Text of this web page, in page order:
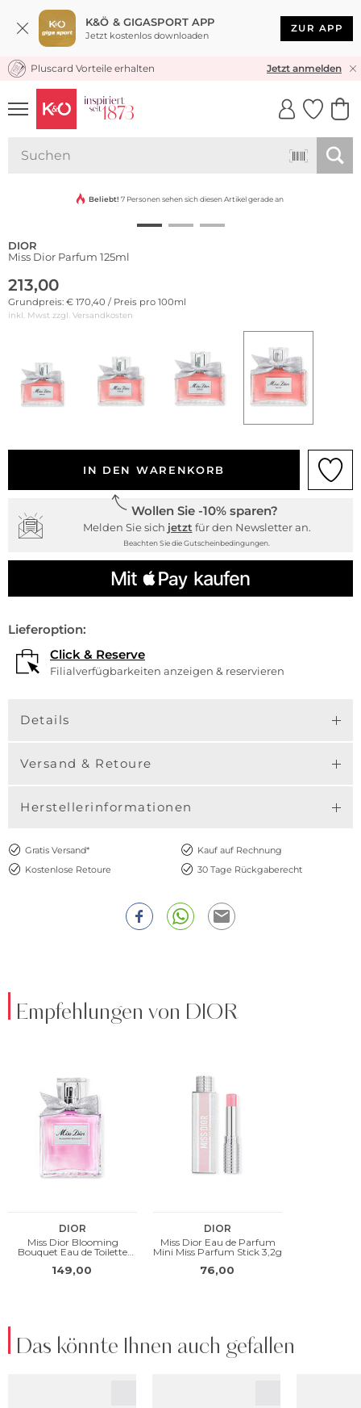
K&Ö & GIGASPORT APP
Jetzt kostenlos downloaden
ZUR APP
KOSTENLOSER VERSAND* & RÜCKVERSAND
Pluscard Vorteile erhalten Jetzt anmelden
UNSERE APP
CLICK &
Beliebt! 7 Personen sehen sich diesen Artikel gerade an
DIOR
Miss Dior Parfum 125ml
213,00
Grundpreis: € 170,40 / Preis pro 100ml
inkl. Mwst zzgl. Versandkosten
IN DEN WARENKORB
Wollen Sie -10% sparen?
Melden Sie sich jetzt für den Newsletter an.
Beachten Sie die Gutscheinbedingungen.
Lieferoption:
Click & Reserve
Filialverfügbarkeiten anzeigen & reservieren
Details
Versand & Retoure
Herstellerinformationen
Gratis Versand*
Kauf auf Rechnung
Kostenlose Retoure
30 Tage Rückgaberecht
Empfehlungen von DIOR
Das könnte Ihnen auch gefallen